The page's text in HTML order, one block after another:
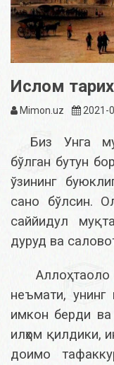
Ислом
Mimon.uz 2021-
Биз Унга
бўлган бутун
ўзининг
сано бўлсин.
саййидул
дуруд ва
Аллоҳ
неъмати, унинг
имкон берди
илҳом қилдики,
доимо